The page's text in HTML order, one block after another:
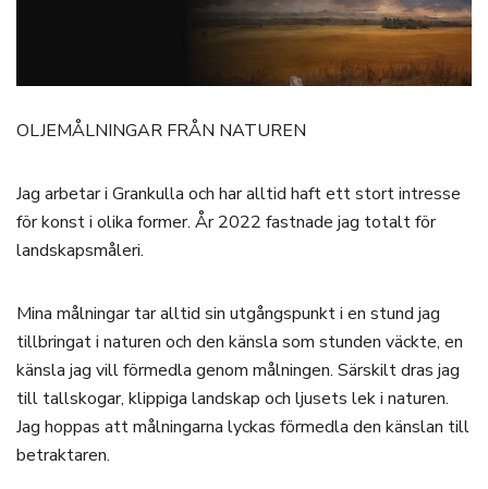
OLJEMÅLNINGAR FRÅN NATUREN
Jag arbetar i Grankulla och har alltid haft ett stort intresse
för konst i olika former. År 2022 fastnade jag totalt för
landskapsmåleri.
Mina målningar tar alltid sin utgångspunkt i en stund jag
tillbringat i naturen och den känsla som stunden väckte, en
känsla jag vill förmedla genom målningen. Särskilt dras jag
till tallskogar, klippiga landskap och ljusets lek i naturen.
Jag hoppas att målningarna lyckas förmedla den känslan till
betraktaren.